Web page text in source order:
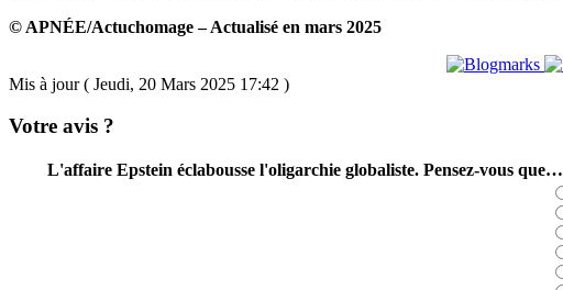
© APNÉE/Actuchomage – Actualisé en mars 2025
Mis à jour ( Jeudi, 20 Mars 2025 17:42 )
Votre avis ?
L'affaire Epstein éclabousse l'oligarchie globaliste. Pensez-vous que…